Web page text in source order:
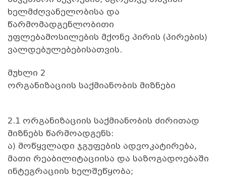
ხელმძღვანელობისა და
წარმომადგენლობითი
უფლებამოსილების მქონე პირის (პირების)
ვალდებულებებისათვის.
მუხლი 2
ორგანიზაციის საქმიანობის მიზნები
2.1 ორგანიზაციის საქმიანობის ძირითად
მიზნებს წარმოადგენს:
ა) მოწყვლადი ჯგუფების ადვოკატირება,
მათი რეაბილიტაციისა და საზოგადოებაში
ინტეგრაციის ხელშეწყობა;